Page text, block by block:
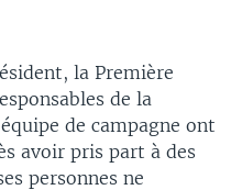
la Première
de la
de campagne ont
avoir pris part à des
personnes ne